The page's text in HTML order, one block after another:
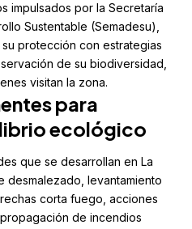
impulsados por la Secretaría
Sustentable (Semadesu),
protección con estrategias
de su biodiversidad,
visitan la zona.
para
ecológico
que se desarrollan en La
desmalezado, levantamiento
corta fuego, acciones
de incendios